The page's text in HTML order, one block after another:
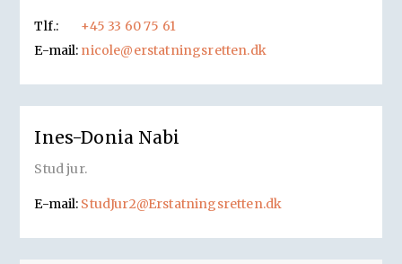
Tlf.:
+45 33 60 75 61
E-mail: nicole@erstatningsretten.dk
Ines-Donia Nabi
Stud jur.
E-mail: StudJur2@Erstatningsretten.dk